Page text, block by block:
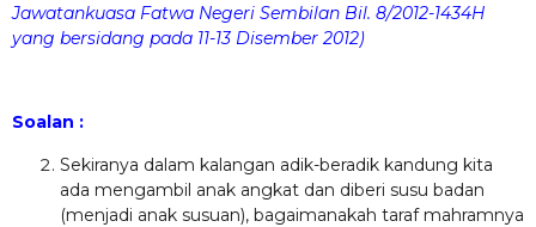
Jawatankuasa Fatwa Negeri Sembilan Bil. 8/2012-1434H
yang bersidang pada 11-13 Disember 2012)
Soalan :
Sekiranya dalam kalangan adik-beradik kandung kita
ada mengambil anak angkat dan diberi susu badan
(menjadi anak susuan), bagaimanakah taraf mahramnya